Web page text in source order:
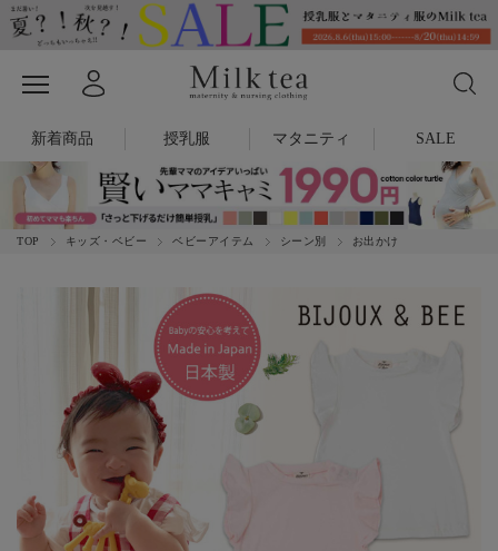
新着商品 授乳服 マタニティ SALE
TOP キッズ・ベビー ベビーアイテム シーン別 お出かけ